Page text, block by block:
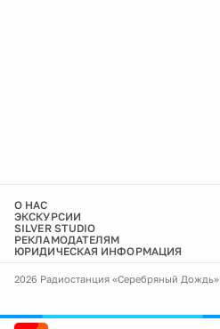
О НАС
ЭКСКУРСИИ
SILVER STUDIO
РЕКЛАМОДАТЕЛЯМ
ЮРИДИЧЕСКАЯ ИНФОРМАЦИЯ
2026 Радиостанция «Серебряный Дождь»